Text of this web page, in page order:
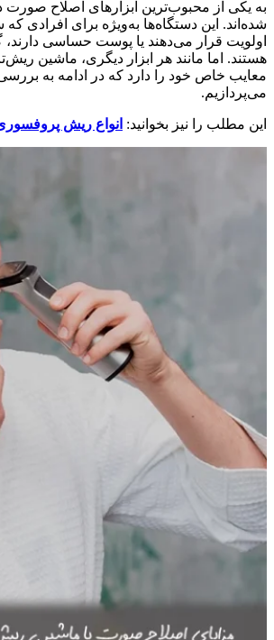
به یکی از محبوب‌ترین ابزارهای اصلاح صورت
شده‌اند. این دستگاه‌ها به‌ویژه برای افرادی
اولویت قرار می‌دهند یا پوست حساسی دارند،
هستند. اما مانند هر ابزار دیگری، ماشین
معایب خاص خود را دارد که در ادامه به
می‌پردازیم.
این مطلب را نیز بخوانید: انواع ریش